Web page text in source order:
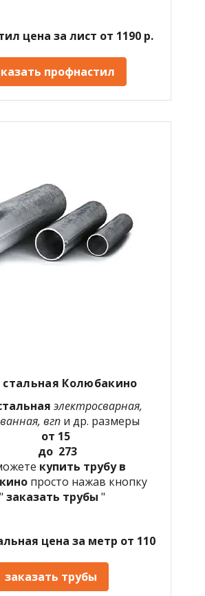
цена за лист от 1190 р.
профнастил
стальная Колюбакино
электросварная,
вгп и др. размеры
от 15
до 273
купить трубу в
просто нажав кнопку
" заказать трубы "
цена за метр от 110
заказать трубы